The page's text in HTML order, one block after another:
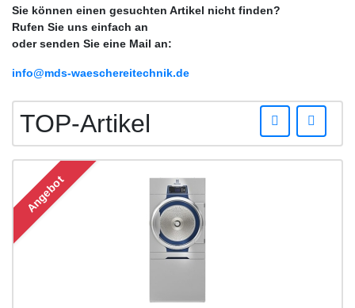
Sie können einen gesuchten Artikel nicht finden?
Rufen Sie uns einfach an
oder senden Sie eine Mail an:
info@mds-waeschereitechnik.de
TOP-Artikel
Angebot